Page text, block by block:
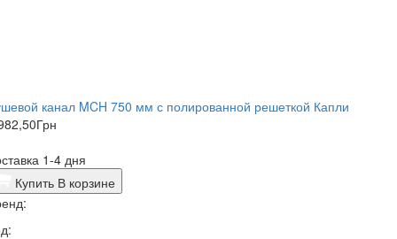
канал MCH 750 мм с полированной решеткой Капли
Грн
1-4 дня
Купить В корзине